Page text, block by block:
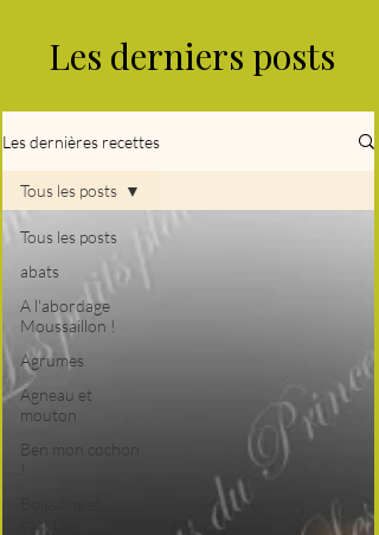
Les derniers posts
Les dernières recettes
Tous les posts
abats
A l'abordage
Moussaillon !
Agrumes
Agneau et
mouton
Ben mon cochon
cocktails
Tous les posts